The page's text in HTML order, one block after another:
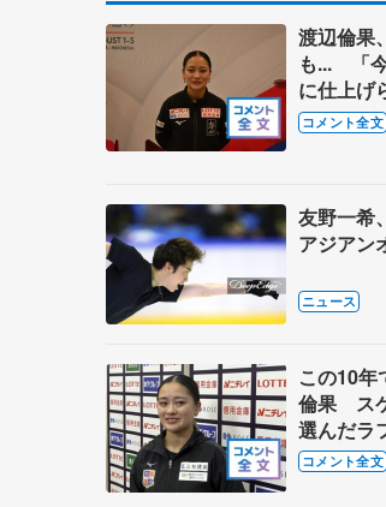
渡辺倫果
も... 「
に仕上げ
ンオープ
ー】
コメント全文
友野一希
アジアン
ニュース
この10年
倫果 ス
選んだラ
【全日本
コメント全文